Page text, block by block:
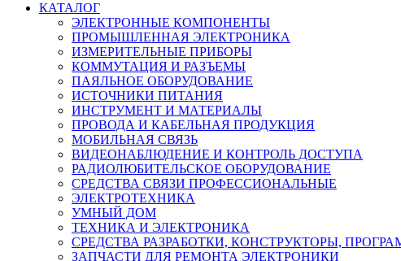
КАТАЛОГ
ЭЛЕКТРОННЫЕ КОМПОНЕНТЫ
ПРОМЫШЛЕННАЯ ЭЛЕКТРОНИКА
ИЗМЕРИТЕЛЬНЫЕ ПРИБОРЫ
КОММУТАЦИЯ И РАЗЪЕМЫ
ПАЯЛЬНОЕ ОБОРУДОВАНИЕ
ИСТОЧНИКИ ПИТАНИЯ
ИНСТРУМЕНТ И МАТЕРИАЛЫ
ПРОВОДА И КАБЕЛЬНАЯ ПРОДУКЦИЯ
МОБИЛЬНАЯ СВЯЗЬ
ВИДЕОНАБЛЮДЕНИЕ И КОНТРОЛЬ ДОСТУПА
РАДИОЛЮБИТЕЛЬСКОЕ ОБОРУДОВАНИЕ
СРЕДСТВА СВЯЗИ ПРОФЕССИОНАЛЬНЫЕ
ЭЛЕКТРОТЕХНИКА
УМНЫЙ ДОМ
ТЕХНИКА И ЭЛЕКТРОНИКА
СРЕДСТВА РАЗРАБОТКИ, КОНСТРУКТОРЫ,
ЗАПЧАСТИ ДЛЯ РЕМОНТА ЭЛЕКТРОНИКИ